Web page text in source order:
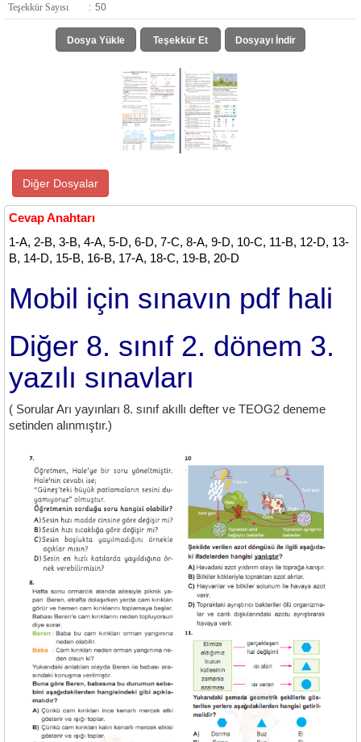
Teşekkür Sayısı
: 50
Dosya Yükle Teşekkür Et Dosyayı İndir
Diğer Dosyalar
Cevap Anahtarı
1-A, 2-B, 3-B, 4-A, 5-D, 6-D, 7-C, 8-A, 9-D, 10-C, 11-B, 12-D, 13-
B, 14-D, 15-B, 16-B, 17-A, 18-C, 19-B, 20-D
Mobil için sınavın pdf hali
Diğer 8. sınıf 2. dönem 3.
yazılı sınavları
( Sorular Arı yayınları 8. sınıf akıllı defter ve TEOG2 deneme
setinden alınmıştır.)